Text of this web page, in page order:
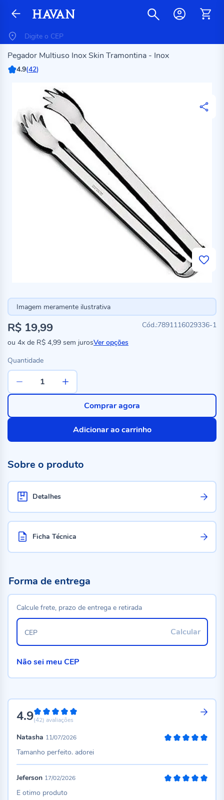
Pegador Multiuso Inox Skin Tramontina - Inox
4.9(42)
Imagem meramente ilustrativa
7891116029336-1
R$ 19,99
ou 4x de R$ 4,99 sem jurosVer opções
Quantidade
Adicionar ao carrinho
Comprar agora
Sobre o produto
Detalhes
Ficha Técnica
4.998%
(42) avaliações
Natasha 11/07/2026
Tamanho perfeito. adorei
Jeferson 17/02/2026
E otimo produto
Forma de entrega
Calcule frete, prazo de entrega e retirada
Calcular
CEP
Não sei meu CEP